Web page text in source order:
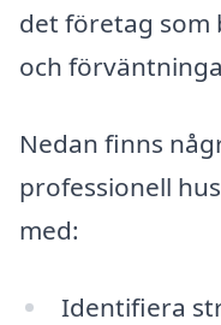
det företag som
och
Nedan finns
professionell
med:
Identifiera